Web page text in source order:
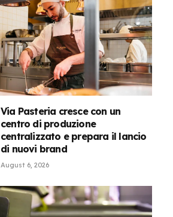
Via Pasteria cresce con un
centro di produzione
centralizzato e prepara il lancio
di nuovi brand
August 6, 2026